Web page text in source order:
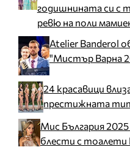
годишнината си с
ревю на поли
Atelier Banderol
"Мистър Варна
24 красавици
престижната
Мис България
блести с тоалети